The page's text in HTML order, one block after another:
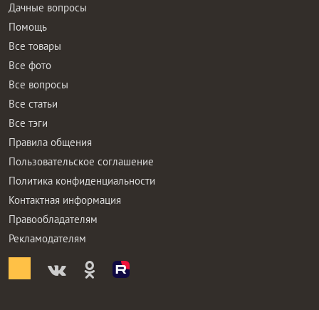
Дачные вопросы
Помощь
Все товары
Все фото
Все вопросы
Все статьи
Все тэги
Правила общения
Пользовательское соглашение
Политика конфиденциальности
Контактная информация
Правообладателям
Рекламодателям